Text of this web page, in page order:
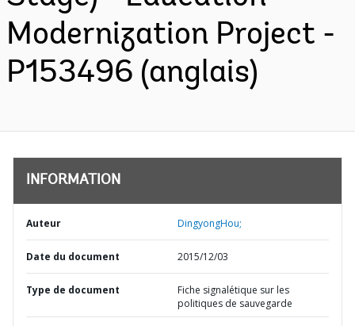
Modernization Project -
P153496 (anglais)
INFORMATION
Auteur DingyongHou;
Date du document 2015/12/03
Type de document
Fiche signalétique sur les
politiques de sauvegarde